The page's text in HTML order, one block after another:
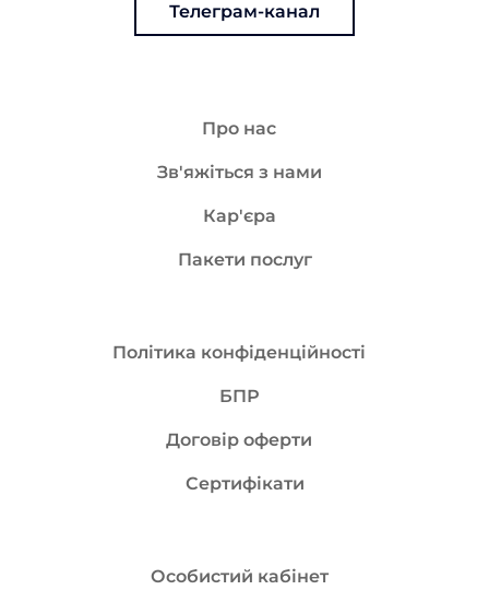
Телеграм-канал
Про нас
Зв'яжіться з нами
Кар'єра
Пакети послуг
Політика конфіденційності
БПР
Договір оферти
Сертифікати
Особистий кабінет